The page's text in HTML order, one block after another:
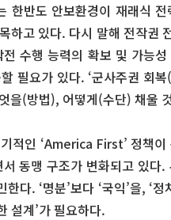
한반도 안보환경이 재래식
하고 있다. 다시 말해 전작권
수행 능력의 확보 및 가능
필요가 있다. ‘군사주권 회
을(방법), 어떻게(수단) 채울
적인 ‘America First’ 정책이
동맹 구조가 변화되고 있다
다. ‘명분’보다 ‘국익’을, ‘
설계’가 필요하다.